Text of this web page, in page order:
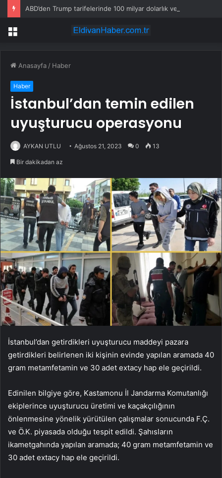
Menü
Anasayfa / Haber
Haber
İstanbul’dan temin edilen
uyuşturucu operasyonu
AYKAN UTLU Ağustos 21, 2023 0 13
Bir dakikadan az
İstanbul’dan getirdikleri uyuşturucu maddeyi pazara
getirdikleri belirlenen iki kişinin evinde yapılan aramada 40
gram metamfetamin ve 30 adet extacy hap ele geçirildi.
Edinilen bilgiye göre, Kastamonu İl Jandarma Komutanlığı
ekiplerince uyuşturucu üretimi ve kaçakçılığının
önlenmesine yönelik yürütülen çalışmalar sonucunda F.Ç.
ve Ö.K. piyasada olduğu tespit edildi. Şahısların
ikametgahında yapılan aramada; 40 gram metamfetamin ve
30 adet extacy hap ele geçirildi.